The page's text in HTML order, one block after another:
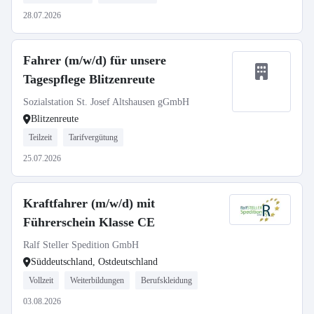
28.07.2026
Fahrer (m/w/d) für unsere
Tagespflege Blitzenreute
Sozialstation St. Josef Altshausen gGmbH
Blitzenreute
Teilzeit Tarifvergütung
25.07.2026
Kraftfahrer (m/w/d) mit
Führerschein Klasse CE
Ralf Steller Spedition GmbH
Süddeutschland, Ostdeutschland
Vollzeit Weiterbildungen Berufskleidung
03.08.2026